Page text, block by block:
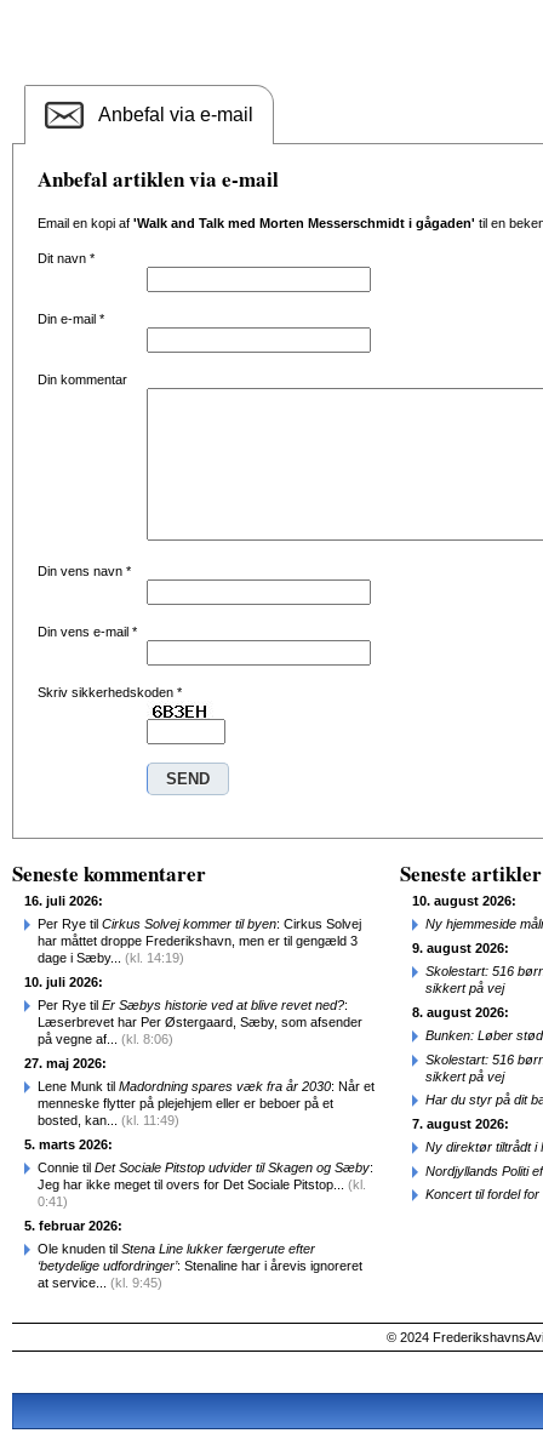
Anbefal via e-mail
Anbefal artiklen via e-mail
Email en kopi af 'Walk and Talk med Morten Messerschmidt i gågaden' til en
Dit navn *
Din e-mail *
Din kommentar
Din vens navn *
Din vens e-mail *
Skriv sikkerhedskoden *
Seneste kommentarer
16. juli 2026:
Per Rye til Cirkus Solvej kommer til byen: Cirkus Solvej
har måttet droppe Frederikshavn, men er til gengæld 3
dage i Sæby... (kl. 14:19)
10. juli 2026:
Per Rye til Er Sæbys historie ved at blive revet ned?:
Læserbrevet har Per Østergaard, Sæby, som afsender
på vegne af... (kl. 8:06)
27. maj 2026:
Lene Munk til Madordning spares væk fra år 2030: Når et
menneske flytter på plejehjem eller er beboer på et
bosted, kan... (kl. 11:49)
5. marts 2026:
Connie til Det Sociale Pitstop udvider til Skagen og Sæby:
Jeg har ikke meget til overs for Det Sociale Pitstop... (kl.
0:41)
5. februar 2026:
Ole knuden til Stena Line lukker færgerute efter
‘betydelige udfordringer’: Stenaline har i årevis ignoreret
at service... (kl. 9:45)
Seneste artikler
10. august 2026:
Ny hjemmeside
9. august 2026:
Skolestart: 516
sikkert på vej
8. august 2026:
Bunken: Løber
Skolestart: 516
sikkert på vej
Har du styr på dit
7. august 2026:
Ny direktør tiltrådt i
Nordjyllands Politi
Koncert til fordel
© 2024